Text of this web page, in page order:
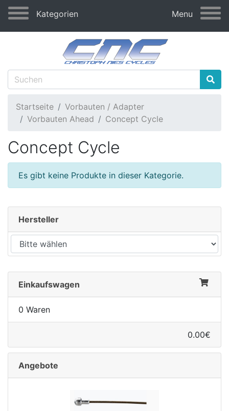
Kategorien Menu
Startseite
Vorbauten / Adapter
Vorbauten Ahead
Concept Cycle
Concept Cycle
Es gibt keine Produkte in dieser Kategorie.
Hersteller
Einkaufswagen
0 Waren
0.00€
Angebote